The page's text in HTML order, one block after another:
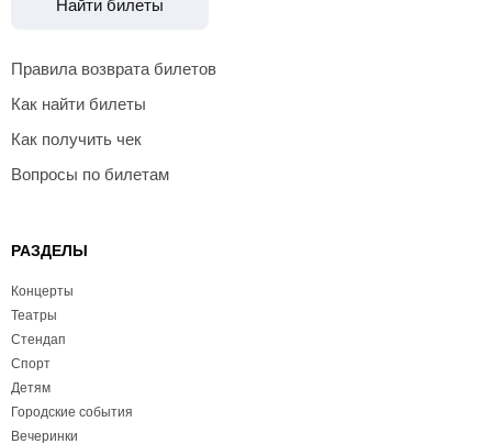
Найти билеты
Правила возврата билетов
Как найти билеты
Как получить чек
Вопросы по билетам
РАЗДЕЛЫ
Концерты
Театры
Стендап
Спорт
Детям
Городские события
Вечеринки